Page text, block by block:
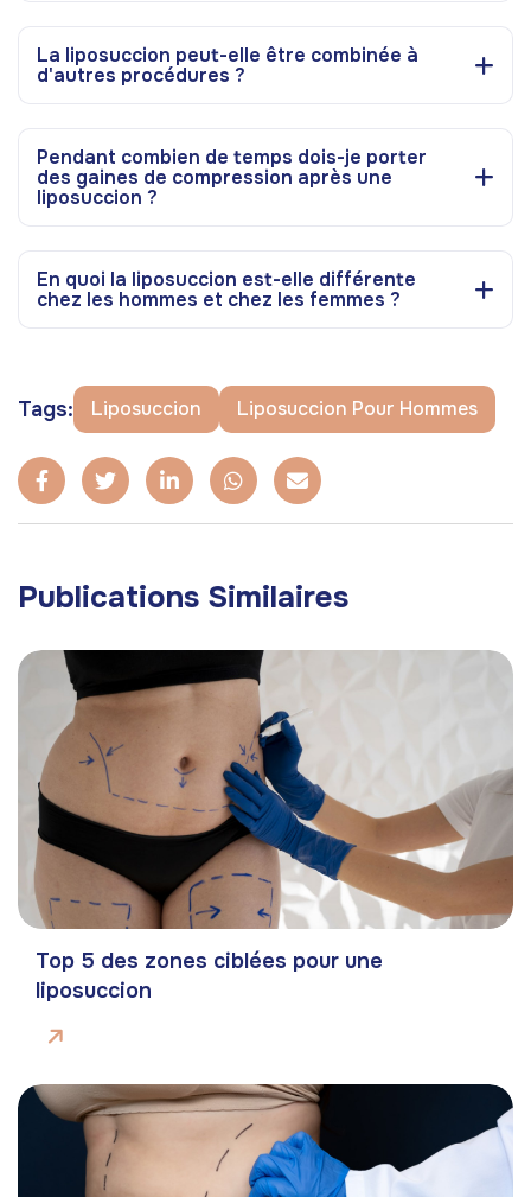
La liposuccion peut-elle être combinée à
d'autres procédures ?
Pendant combien de temps dois-je porter
des gaines de compression après une
liposuccion ?
En quoi la liposuccion est-elle différente
chez les hommes et chez les femmes ?
Tags: Liposuccion Liposuccion Pour Hommes
Publications Similaires
Top 5 des zones ciblées pour une
liposuccion